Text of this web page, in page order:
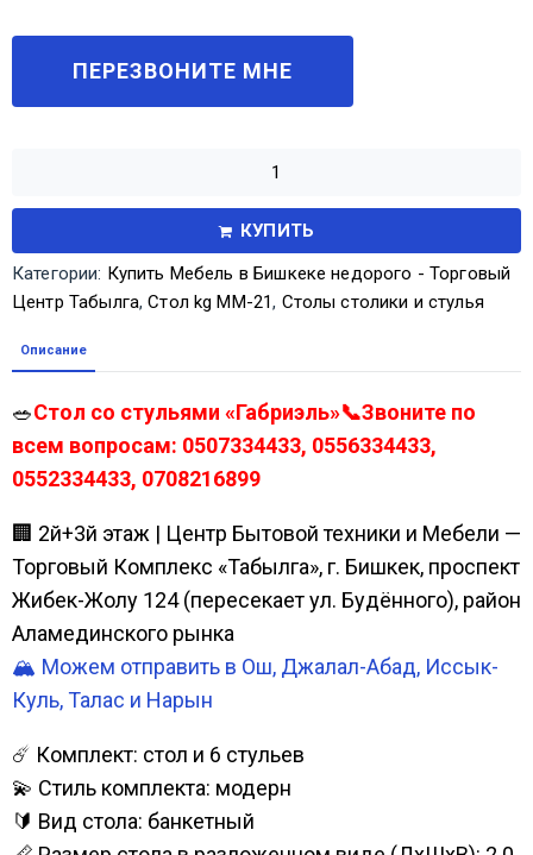
КУПИТЬ
Категории: Купить Мебель в Бишкеке недорого - Торговый
Центр Табылга,Стол kg ММ-21, Столы столики и стулья
Описание
🥗Стол со стульями «Габриэль»📞Звоните по
всем вопросам: 0507334433, 0556334433,
0552334433, 0708216899
🏢 2й+3й этаж | Центр Бытовой техники и Мебели —
Торговый Комплекс «Табылга», г. Бишкек, проспект
Жибек-Жолу 124 (пересекает ул. Будённого), район
Аламединского рынка
🏔️ Можем отправить в Ош, Джалал-Абад, Иссык-
Куль, Талас и Нарын
☄️ Комплект: стол и 6 стульев
💫 Стиль комплекта: модерн
🔰 Вид стола: банкетный